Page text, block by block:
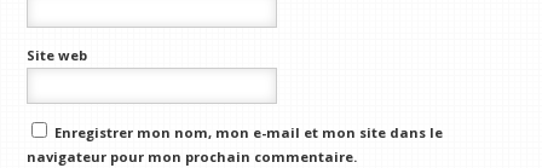
Site web
Enregistrer mon nom, mon e-mail et mon site dans le
navigateur pour mon prochain commentaire.